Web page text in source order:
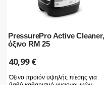
PressurePro Active Cleaner,
όξινο RM 25
40,99€
Όξινο προϊόν υψηλής πίεσης για